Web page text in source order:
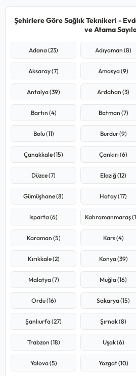
Şehirlere Göre Sağlık Teknikeri -
ve Atama
Adana (23) Adıyaman (8)
Aksaray (7) Amasya (9)
Antalya (39) Ardahan (3)
Bartın (4) Batman (7)
Bolu (11) Burdur (9)
Çanakkale (15) Çankırı (6)
Düzce (7) Elazığ (12)
Gümüşhane (8) Hatay (17)
Isparta (6) Kahramanmaraş
Karaman (5) Kars (4)
Kırıkkale (2) Konya (39)
Malatya (7) Muğla (16)
Ordu (16) Sakarya (15)
Şanlıurfa (27) Şırnak (8)
Trabzon (18) Uşak (6)
Yalova (5) Yozgat (10)